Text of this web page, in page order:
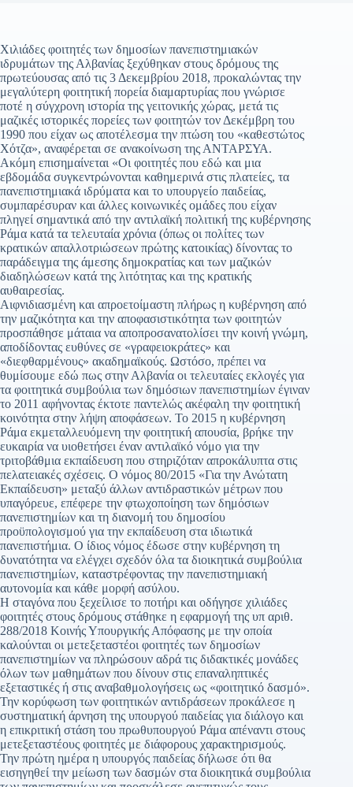
Χιλιάδες φοιτητές των δημοσίων πανεπιστημιακών
ιδρυμάτων της Αλβανίας ξεχύθηκαν στους δρόμους της
πρωτεύουσας από τις 3 Δεκεμβρίου 2018, προκαλώντας την
μεγαλύτερη φοιτητική πορεία διαμαρτυρίας που γνώρισε
ποτέ η σύγχρονη ιστορία της γειτονικής χώρας, μετά τις
μαζικές ιστορικές πορείες των φοιτητών τον Δεκέμβρη του
1990 που είχαν ως αποτέλεσμα την πτώση του «καθεστώτος
Χότζα», αναφέρεται σε ανακοίνωση της ΑΝΤΑΡΣΥΑ.
Ακόμη επισημαίνεται «Οι φοιτητές που εδώ και μια
εβδομάδα συγκεντρώνονται καθημερινά στις πλατείες, τα
πανεπιστημιακά ιδρύματα και το υπουργείο παιδείας,
συμπαρέσυραν και άλλες κοινωνικές ομάδες που είχαν
πληγεί σημαντικά από την αντιλαϊκή πολιτική της κυβέρνησης
Ράμα κατά τα τελευταία χρόνια (όπως οι πολίτες των
κρατικών απαλλοτριώσεων πρώτης κατοικίας) δίνοντας το
παράδειγμα της άμεσης δημοκρατίας και των μαζικών
διαδηλώσεων κατά της λιτότητας και της κρατικής
αυθαιρεσίας.
Αιφνιδιασμένη και απροετοίμαστη πλήρως η κυβέρνηση από
την μαζικότητα και την αποφασιστικότητα των φοιτητών
προσπάθησε μάταια να αποπροσανατολίσει την κοινή γνώμη,
αποδίδοντας ευθύνες σε «γραφειοκράτες» και
«διεφθαρμένους» ακαδημαϊκούς. Ωστόσο, πρέπει να
θυμίσουμε εδώ πως στην Αλβανία οι τελευταίες εκλογές για
τα φοιτητικά συμβούλια των δημόσιων πανεπιστημίων έγιναν
το 2011 αφήνοντας έκτοτε παντελώς ακέφαλη την φοιτητική
κοινότητα στην λήψη αποφάσεων. Το 2015 η κυβέρνηση
Ράμα εκμεταλλευόμενη την φοιτητική απουσία, βρήκε την
ευκαιρία να υιοθετήσει έναν αντιλαϊκό νόμο για την
τριτοβάθμια εκπαίδευση που στηριζόταν απροκάλυπτα στις
πελατειακές σχέσεις. Ο νόμος 80/2015 «Για την Ανώτατη
Εκπαίδευση» μεταξύ άλλων αντιδραστικών μέτρων που
υπαγόρευε, επέφερε την φτωχοποίηση των δημόσιων
πανεπιστημίων και τη διανομή του δημοσίου
προϋπολογισμού για την εκπαίδευση στα ιδιωτικά
πανεπιστήμια. Ο ίδιος νόμος έδωσε στην κυβέρνηση τη
δυνατότητα να ελέγχει σχεδόν όλα τα διοικητικά συμβούλια
πανεπιστημίων, καταστρέφοντας την πανεπιστημιακή
αυτονομία και κάθε μορφή ασύλου.
Η σταγόνα που ξεχείλισε το ποτήρι και οδήγησε χιλιάδες
φοιτητές στους δρόμους στάθηκε η εφαρμογή της υπ αριθ.
288/2018 Κοινής Υπουργικής Απόφασης με την οποία
καλούνται οι μετεξεταστέοι φοιτητές των δημοσίων
πανεπιστημίων να πληρώσουν αδρά τις διδακτικές μονάδες
όλων των μαθημάτων που δίνουν στις επαναληπτικές
εξεταστικές ή στις αναβαθμολογήσεις ως «φοιτητικό δασμό».
Την κορύφωση των φοιτητικών αντιδράσεων προκάλεσε η
συστηματική άρνηση της υπουργού παιδείας για διάλογο και
η επικριτική στάση του πρωθυπουργού Ράμα απέναντι στους
μετεξεταστέους φοιτητές με διάφορους χαρακτηρισμούς.
Την πρώτη ημέρα η υπουργός παιδείας δήλωσε ότι θα
εισηγηθεί την μείωση των δασμών στα διοικητικά συμβούλια